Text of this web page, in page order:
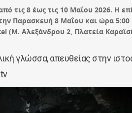
τις 8 έως τις 10 Μαΐου 2026. H
Παρασκευή 8 Μαΐου και ώρα
(Μ. Αλεξάνδρου 2, Πλατεία
γλώσσα, απευθείας στην